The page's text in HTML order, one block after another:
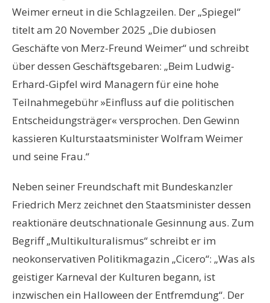
Weimer erneut in die Schlagzeilen. Der „Spiegel“
titelt am 20 November 2025 „Die dubiosen
Geschäfte von Merz-Freund Weimer“ und schreibt
über dessen Geschäftsgebaren: „Beim Ludwig-
Erhard-Gipfel wird Managern für eine hohe
Teilnahmegebühr »Einfluss auf die politischen
Entscheidungsträger« versprochen. Den Gewinn
kassieren Kulturstaatsminister Wolfram Weimer
und seine Frau.“
Neben seiner Freundschaft mit Bundeskanzler
Friedrich Merz zeichnet den Staatsminister dessen
reaktionäre deutschnationale Gesinnung aus. Zum
Begriff „Multikulturalismus“ schreibt er im
neokonservativen Politikmagazin „Cicero“: „Was als
geistiger Karneval der Kulturen begann, ist
inzwischen ein Halloween der Entfremdung“. Der